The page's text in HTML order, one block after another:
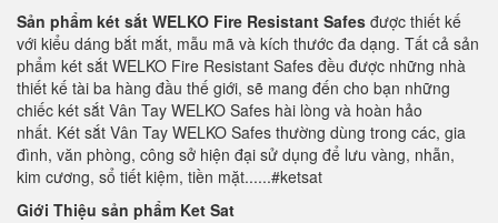
Sản phẩm két sắt WELKO Fire Resistant Safes được thiết kế
với kiểu dáng bắt mắt, mẫu mã và kích thước đa dạng. Tất cả sản
phẩm két sắt WELKO Fire Resistant Safes đều được những nhà
thiết kế tài ba hàng đầu thế giới, sẽ mang đến cho bạn những
chiếc két sắt Vân Tay WELKO Safes hài lòng và hoàn hảo
nhất. Két sắt Vân Tay WELKO Safes thường dùng trong các, gia
đình, văn phòng, công sở hiện đại sử dụng để lưu vàng, nhẫn,
kim cương, sổ tiết kiệm, tiền mặt......#ketsat
Giới Thiệu sản phẩm Ket Sat